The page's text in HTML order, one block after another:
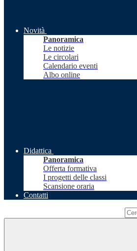
Novità
Panoramica
Le notizie
Le circolari
Calendario eventi
Albo online
Didattica
Panoramica
Offerta formativa
I progetti delle classi
Scansione oraria
Contatti